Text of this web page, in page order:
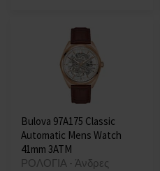
Bulova 97A175 Classic
Automatic Mens Watch
41mm 3ATM
ΡΟΛΟΓΙΑ - Άνδρες